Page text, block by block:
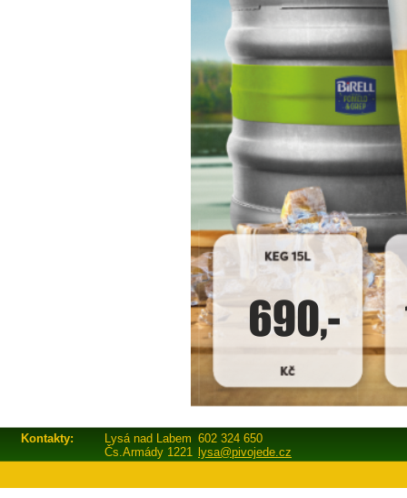
Kontakty: Lysá nad Labem 602 324 650
Čs.Armády 1221 lysa@pivojede.cz